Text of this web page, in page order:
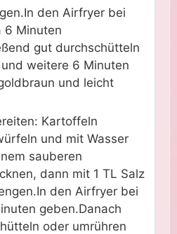
den Airfryer bei
6 Minuten
gut durchschütteln
weitere 6 Minuten
und leicht
Kartoffeln
und mit Wasser
sauberen
dann mit 1 TL Salz
den Airfryer bei
geben.Danach
oder umrühren